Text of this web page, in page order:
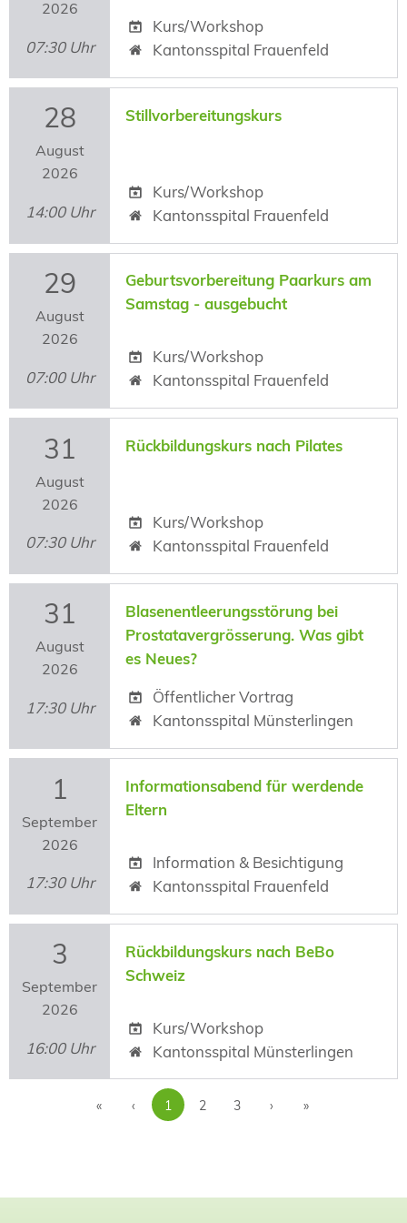
2026
07:30 Uhr
Kurs/Workshop
Kantonsspital Frauenfeld
28
August
2026
14:00 Uhr
Stillvorbereitungskurs
Kurs/Workshop
Kantonsspital Frauenfeld
29
August
2026
07:00 Uhr
Geburtsvorbereitung Paarkurs am
Samstag - ausgebucht
Kurs/Workshop
Kantonsspital Frauenfeld
31
August
2026
07:30 Uhr
Rückbildungskurs nach Pilates
Kurs/Workshop
Kantonsspital Frauenfeld
31
August
2026
17:30 Uhr
Blasenentleerungsstörung bei
Prostatavergrösserung. Was gibt
es Neues?
Öffentlicher Vortrag
Kantonsspital Münsterlingen
1
September
2026
17:30 Uhr
Informationsabend für werdende
Eltern
Information & Besichtigung
Kantonsspital Frauenfeld
3
September
2026
16:00 Uhr
Rückbildungskurs nach BeBo
Schweiz
Kurs/Workshop
Kantonsspital Münsterlingen
« ‹ 1 2 3 › »